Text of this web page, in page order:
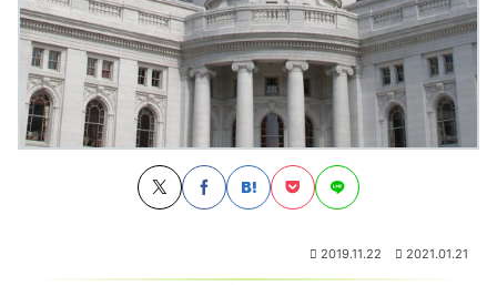
2019.11.22 2021.01.21